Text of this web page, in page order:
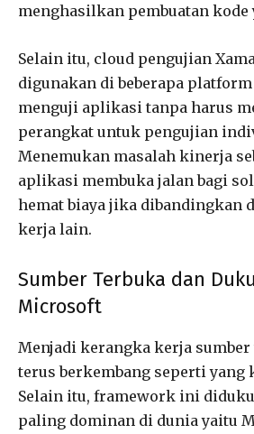
menghasilkan pembuatan kode
Selain itu, cloud pengujian
digunakan di beberapa
menguji aplikasi tanpa harus
perangkat untuk pengujian
Menemukan masalah kinerja
aplikasi membuka jalan bagi
hemat biaya jika dibandingkan
kerja lain.
Sumber Terbuka dan
Microsoft
Menjadi kerangka kerja
terus berkembang seperti yang
Selain itu, framework ini
paling dominan di dunia yaitu